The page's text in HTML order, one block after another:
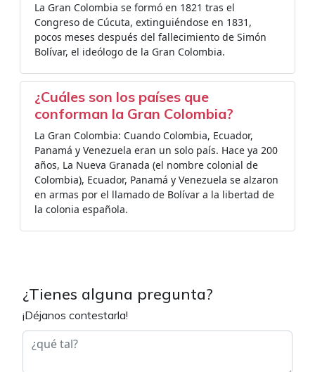
La Gran Colombia se formó en 1821 tras el
Congreso de Cúcuta, extinguiéndose en 1831,
pocos meses después del fallecimiento de Simón
Bolívar, el ideólogo de la Gran Colombia.
¿Cuáles son los países que
conforman la Gran Colombia?
La Gran Colombia: Cuando Colombia, Ecuador,
Panamá y Venezuela eran un solo país. Hace ya 200
años, La Nueva Granada (el nombre colonial de
Colombia), Ecuador, Panamá y Venezuela se alzaron
en armas por el llamado de Bolívar a la libertad de
la colonia española.
¿Tienes alguna pregunta?
¡Déjanos contestarla!